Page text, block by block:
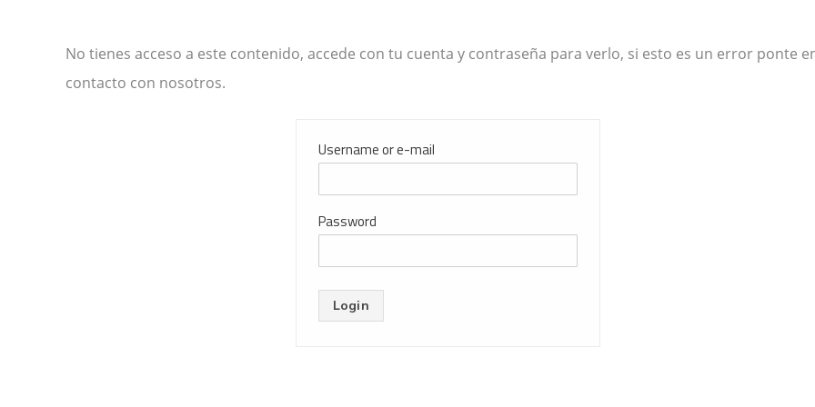
No tienes acceso a este contenido, accede con tu cuenta y contraseña para verlo, si esto es un error ponte
contacto con nosotros.
Username or e-mail
Password
Login